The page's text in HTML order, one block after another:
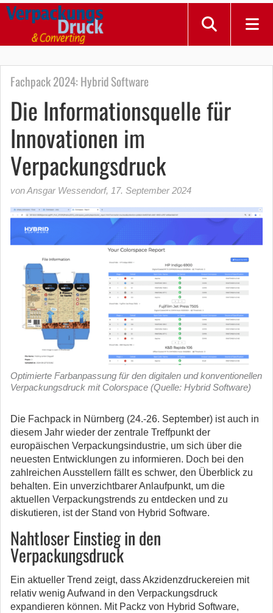
Fachpack 2024: Hybrid Software
Die Informationsquelle für
Innovationen im
Verpackungsdruck
von Ansgar Wessendorf, 17. September 2024
Optimierte Farbanpassung für den digitalen und konventionellen
Verpackungsdruck mit Colorspace (Quelle: Hybrid Software)
Die Fachpack in Nürnberg (24.-26. September) ist auch in
diesem Jahr wieder der zentrale Treffpunkt der
europäischen Verpackungsindustrie, um sich über die
neuesten Entwicklungen zu informieren. Doch bei den
zahlreichen Ausstellern fällt es schwer, den Überblick zu
behalten. Ein unverzichtbarer Anlaufpunkt, um die
aktuellen Verpackungstrends zu entdecken und zu
diskutieren, ist der Stand von Hybrid Software.
Nahtloser Einstieg in den
Verpackungsdruck
Ein aktueller Trend zeigt, dass Akzidenzdruckereien mit
relativ wenig Aufwand in den Verpackungsdruck
expandieren können. Mit Packz von Hybrid Software,